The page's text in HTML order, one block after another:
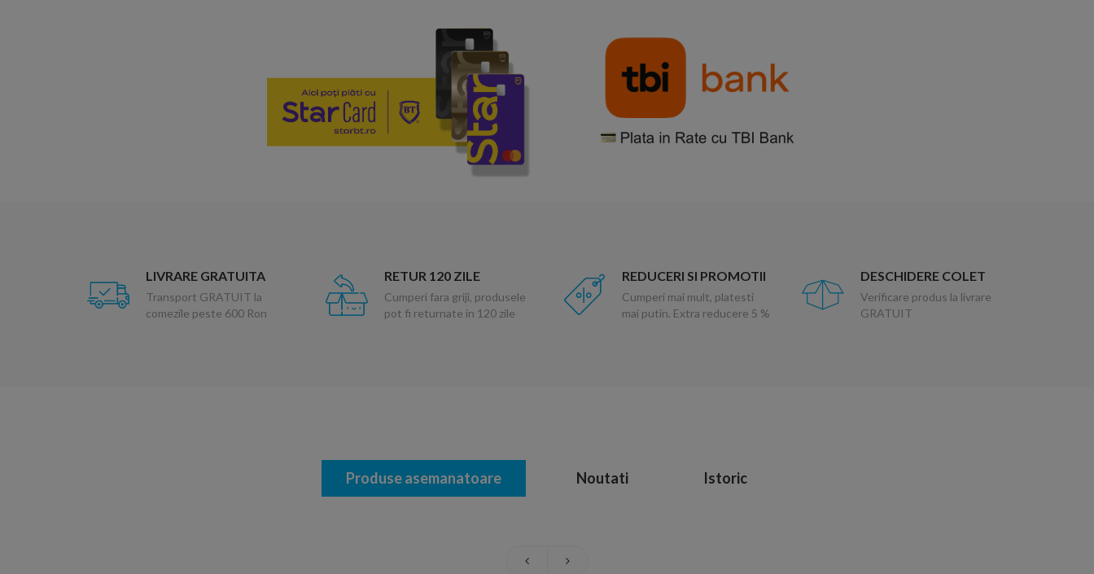
LIVRARE GRATUITA
Transport GRATUIT la
comezile peste 600 Ron
RETUR 120 ZILE
Cumperi fara griji, produsele
pot fi returnate in 120 zile
REDUCERI SI PROMOTII
Cumperi mai mult, platesti
mai putin. Extra reducere 5 %
DESCHIDERE COLET
Verificare produs la livrare
GRATUIT
Produse asemanatoare Noutati Istoric